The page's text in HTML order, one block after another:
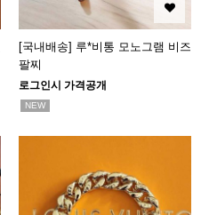
[국내배송] 루*비통 모노그램 비즈
팔찌
로그인시 가격공개
NEW